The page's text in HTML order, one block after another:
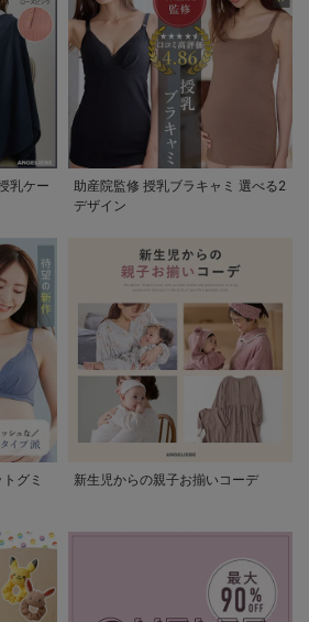
乳ケー
助産院監修 授乳ブラキャミ 選べる2
デザイン
グミ
新生児からの親子お揃いコーデ